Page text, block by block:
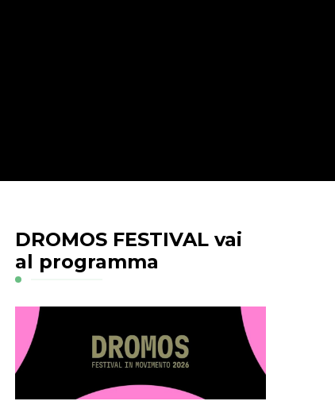
DROMOS FESTIVAL vai
al programma